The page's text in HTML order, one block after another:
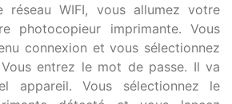
WIFI, vous allumez votre
photocopieur imprimante. Vous
connexion et vous sélectionnez
entrez le mot de passe. Il va
appareil. Vous sélectionnez le